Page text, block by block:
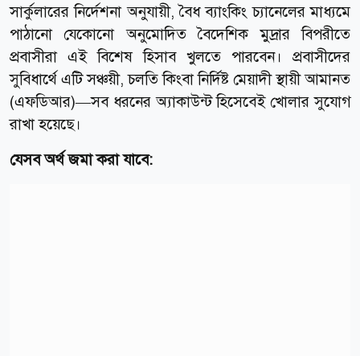
সার্কুলারের নির্দেশনা অনুযায়ী, বৈধ ব্যাংকিং চ্যানেলের মাধ্যমে
পাঠানো যেকোনো অনুমোদিত বৈদেশিক মুদ্রার বিপরীতে
প্রবাসীরা এই বিশেষ হিসাব খুলতে পারবেন। প্রবাসীদের
সুবিধার্থে এটি সঞ্চয়ী, চলতি কিংবা নির্দিষ্ট মেয়াদী স্থায়ী আমানত
(এফডিআর)—সব ধরনের অ্যাকাউন্ট হিসেবেই খোলার সুযোগ
রাখা হয়েছে।
যেসব অর্থ জমা করা যাবে: